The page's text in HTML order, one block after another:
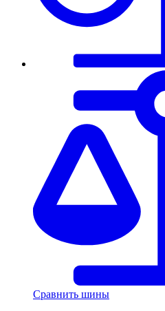
Сравнить шины